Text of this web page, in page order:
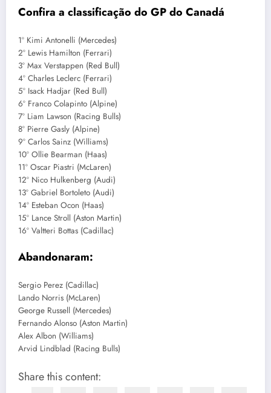
Confira a classificação do GP do Canadá
1º Kimi Antonelli (Mercedes)
2º Lewis Hamilton (Ferrari)
3º Max Verstappen (Red Bull)
4º Charles Leclerc (Ferrari)
5º Isack Hadjar (Red Bull)
6º Franco Colapinto (Alpine)
7º Liam Lawson (Racing Bulls)
8º Pierre Gasly (Alpine)
9º Carlos Sainz (Williams)
10º Ollie Bearman (Haas)
11º Oscar Piastri (McLaren)
12º Nico Hulkenberg (Audi)
13º Gabriel Bortoleto (Audi)
14º Esteban Ocon (Haas)
15º Lance Stroll (Aston Martin)
16º Valtteri Bottas (Cadillac)
Abandonaram:
Sergio Perez (Cadillac)
Lando Norris (McLaren)
George Russell (Mercedes)
Fernando Alonso (Aston Martin)
Alex Albon (Williams)
Arvid Lindblad (Racing Bulls)
Share this content: